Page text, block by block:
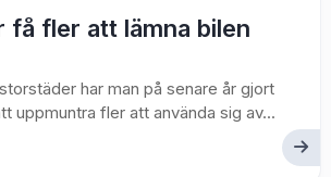
få fler att lämna bilen
har man på senare år gjort
uppmuntra fler att använda sig av...